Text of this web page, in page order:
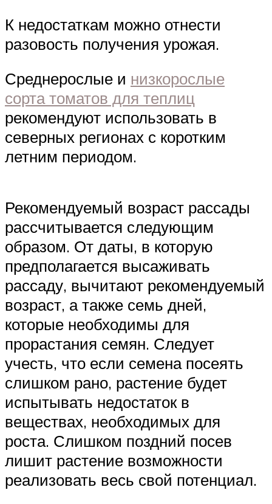
К недостаткам можно отнести
разовость получения урожая.
Среднерослые и низкорослые
сорта томатов для теплиц
рекомендуют использовать в
северных регионах с коротким
летним периодом.
Рекомендуемый возраст рассады
рассчитывается следующим
образом. От даты, в которую
предполагается высаживать
рассаду, вычитают рекомендуемый
возраст, а также семь дней,
которые необходимы для
прорастания семян. Следует
учесть, что если семена посеять
слишком рано, растение будет
испытывать недостаток в
веществах, необходимых для
роста. Слишком поздний посев
лишит растение возможности
реализовать весь свой потенциал.